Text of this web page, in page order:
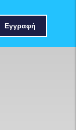
Εγγραφή